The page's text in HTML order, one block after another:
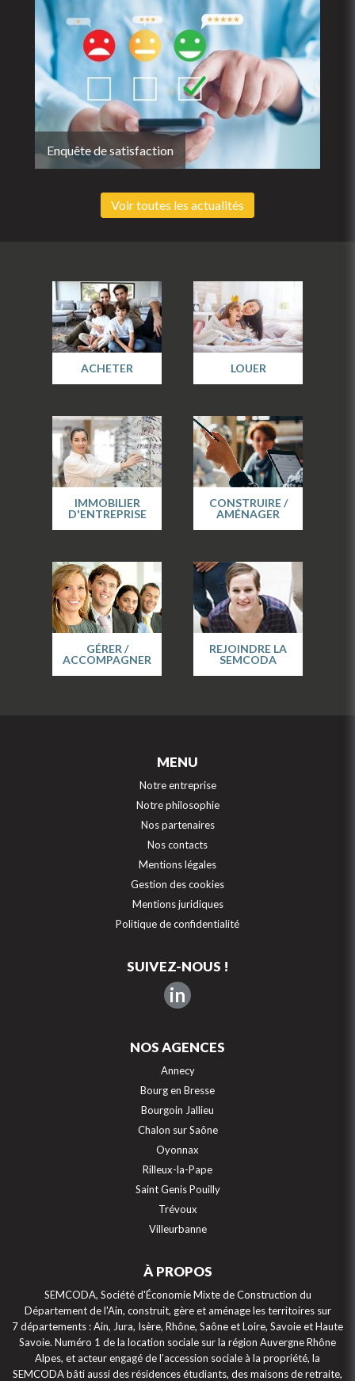
Enquête de satisfaction
Voir toutes les actualités
ACHETER LOUER
IMMOBILIER
D'ENTREPRISE
CONSTRUIRE /
AMÉNAGER
GÉRER /
ACCOMPAGNER
REJOINDRE LA
SEMCODA
MENU
Notre entreprise
Notre philosophie
Nos partenaires
Nos contacts
Mentions légales
Gestion des cookies
Mentions juridiques
Politique de confidentialité
SUIVEZ-NOUS !
in
NOS AGENCES
Annecy
Bourg en Bresse
Bourgoin Jallieu
Chalon sur Saône
Oyonnax
Rilleux-la-Pape
Saint Genis Pouilly
Trévoux
Villeurbanne
À PROPOS
SEMCODA, Société d'Économie Mixte de Construction du
Département de l'Ain, construit, gère et aménage les territoires sur
7 départements : Ain, Jura, Isère, Rhône, Saône et Loire, Savoie et Haute
Savoie. Numéro 1 de la location sociale sur la région Auvergne Rhône
Alpes, et acteur engagé de l’accession sociale à la propriété, la
SEMCODA bâti aussi des résidences étudiants, des maisons de retraite,
Continuer sans accepter
Gestion des cookies
Ce site internet utilise des cookies et autres traceurs électroniques.